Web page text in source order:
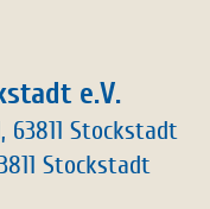
e.V.
Stockstadt
Stockstadt